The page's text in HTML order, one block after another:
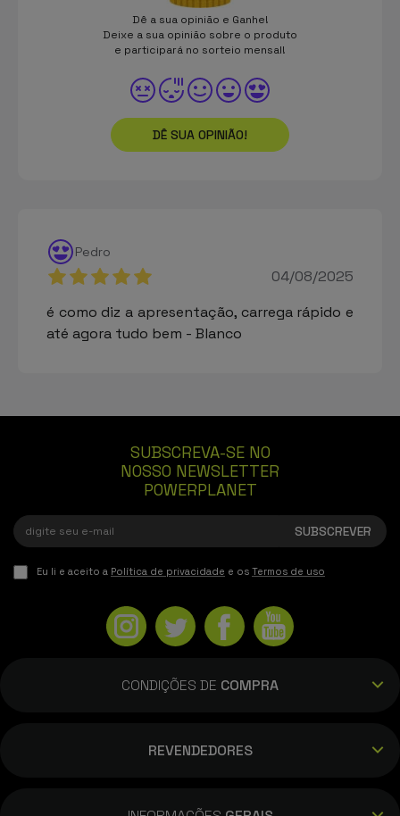
Dê a sua opinião e Ganhe!
Deixe a sua opinião sobre o produto
e participará no sorteio mensal!
DÊ SUA OPINIÃO!
Pedro
04/08/2025
é como diz a apresentação, carrega rápido e
até agora tudo bem - Blanco
SUBSCREVA-SE NO
NOSSO NEWSLETTER
POWERPLANET
Eu li e aceito a Política de privacidade e os Termos de uso
CONDIÇÕES DE COMPRA
REVENDEDORES